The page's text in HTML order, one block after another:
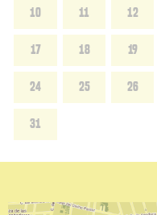
10 11 12
17 18 19
24 25 26
31